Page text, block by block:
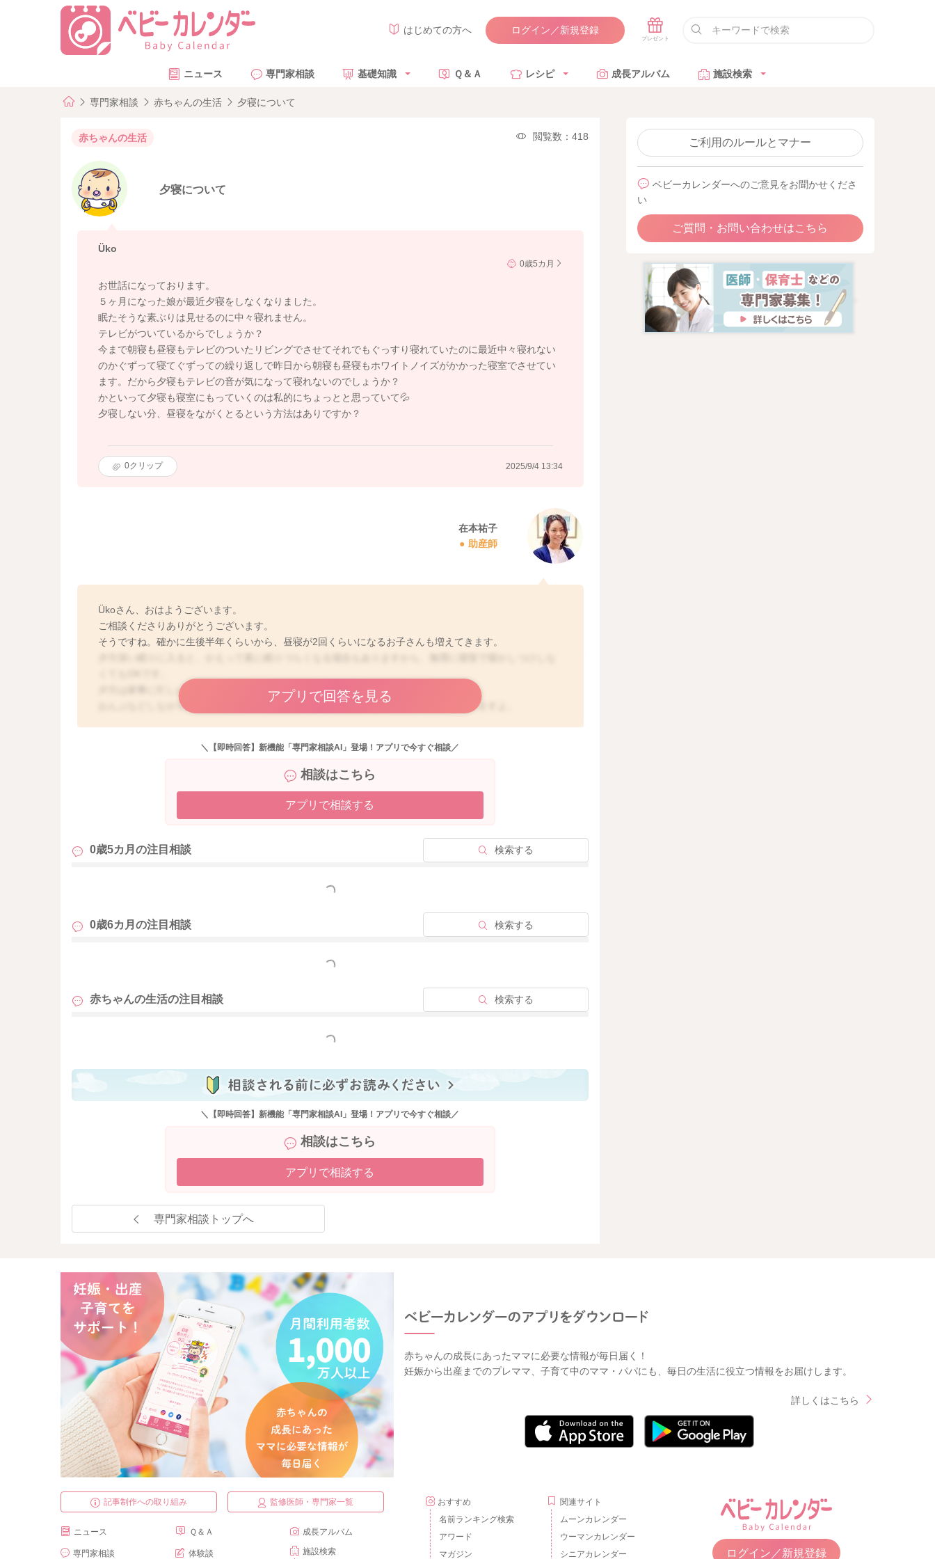
はじめての方へ ログイン／新規登録
ニュース 専門家相談 基礎知識 Ｑ＆Ａ レシピ 成長アルバム 施設検索
専門家相談 赤ちゃんの生活 夕寝について
赤ちゃんの生活 閲覧数：418
夕寝について
Üko
0歳5カ月
お世話になっております。
５ヶ月になった娘が最近夕寝をしなくなりました。
眠たそうな素ぶりは見せるのに中々寝れません。
テレビがついているからでしょうか？
今まで朝寝も昼寝もテレビのついたリビングでさせてそれでもぐっすり寝れていたのに最近中々寝れない
のかぐずって寝てぐずっての繰り返しで昨日から朝寝も昼寝もホワイトノイズがかかった寝室でさせてい
ます。だから夕寝もテレビの音が気になって寝れないのでしょうか？
かといって夕寝も寝室にもっていくのは私的にちょっとと思っていて💦
夕寝しない分、昼寝をながくとるという方法はありですか？
0クリップ 2025/9/4 13:34
在本祐子
助産師
Ükoさん、おはようございます。
ご相談くださりありがとうございます。
そうですね。確かに生後半年くらいから、昼寝が2回くらいになるお子さんも増えてきます。
夕方は家事に忙しいですよね。
おんぶなどしながら、軽く寝かせて、お風呂入り少し遊んで、夜のお休みで良いと思いますよ。
アプリで回答を見る
＼【即時回答】新機能「専門家相談AI」登場！アプリで今すぐ相談／
相談はこちら
アプリで相談する
0歳5カ月の注目相談 検索する
もっと見る
0歳6カ月の注目相談 検索する
もっと見る
赤ちゃんの生活の注目相談 検索する
もっと見る
＼【即時回答】新機能「専門家相談AI」登場！アプリで今すぐ相談／
相談はこちら
アプリで相談する
専門家相談トップへ
ご利用のルールとマナー
ベビーカレンダーへのご意見をお聞かせくださ
い
ご質問・お問い合わせはこちら
赤ちゃんの成長にあったママに必要な情報が毎日届く！
妊娠から出産までのプレママ、子育て中のママ・パパにも、毎日の生活に役立つ情報をお届けします。
詳しくはこちら
記事制作への取り組み 監修医師・専門家一覧
ニュース
専門家相談
Ｑ＆Ａ
体験談
成長アルバム
施設検索
おすすめ
名前ランキング検索
アワード
マガジン
関連サイト
ムーンカレンダー
ウーマンカレンダー
シニアカレンダー
ログイン／新規登録